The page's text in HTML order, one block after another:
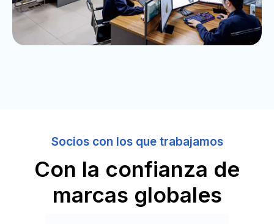
Socios con los que trabajamos
Con la confianza de
marcas globales